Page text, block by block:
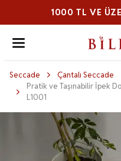
1000 TL VE
Seccade
Çantalı Seccade
Pratik ve Taşınabilir İpek
L1001